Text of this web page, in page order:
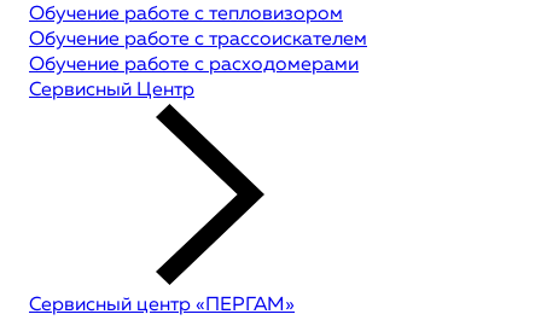
Обучение работе с тепловизором
Обучение работе с трассоискателем
Обучение работе с расходомерами
Сервисный Центр
Сервисный центр «ПЕРГАМ»